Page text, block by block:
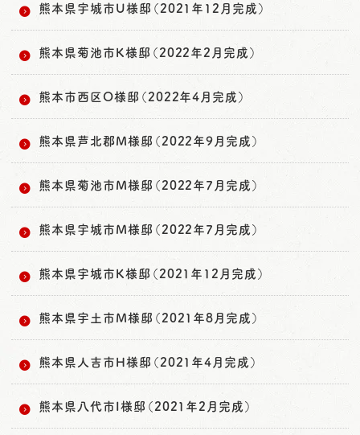
熊本県宇城市U様邸（2021年12月完成）
熊本県菊池市K様邸（2022年2月完成）
熊本市西区O様邸（2022年4月完成）
熊本県芦北郡M様邸（2022年9月完成）
熊本県菊池市M様邸（2022年7月完成）
熊本県宇城市M様邸（2022年7月完成）
熊本県宇城市K様邸（2021年12月完成）
熊本県宇土市M様邸（2021年8月完成）
熊本県人吉市H様邸（2021年4月完成）
熊本県八代市I様邸（2021年2月完成）